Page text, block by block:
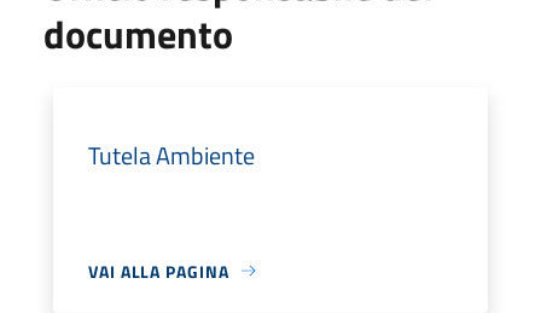
documento
Tutela Ambiente
VAI ALLA PAGINA